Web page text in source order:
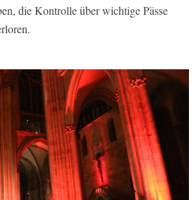
die Kontrolle über wichtige Pässe